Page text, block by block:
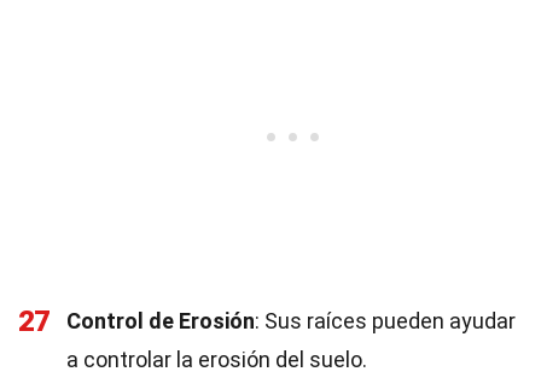
27 Control de Erosión: Sus raíces pueden ayudar
a controlar la erosión del suelo.